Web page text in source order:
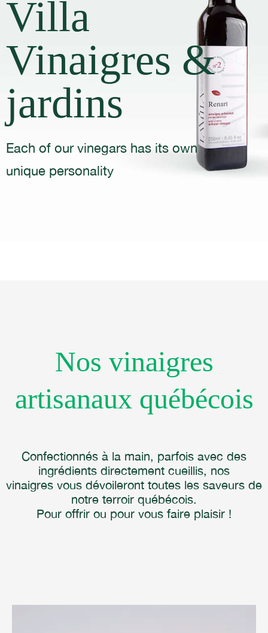
Villa
Vinaigres &
jardins
Each of our vinegars has its own
unique personality
Nos vinaigres
artisanaux québécois
Confectionnés à la main, parfois avec des
ingrédients directement cueillis, nos
vinaigres vous dévoileront toutes les saveurs de
notre terroir québécois.
Pour offrir ou pour vous faire plaisir !